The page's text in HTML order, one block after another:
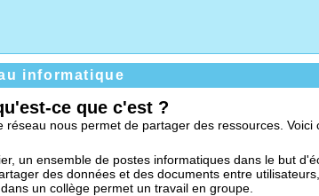
informatique
ce que c'est ?
nous permet de partager des ressources. Voici
un ensemble de postes informatiques dans le but
des données et des documents entre
un collège permet un travail en groupe.